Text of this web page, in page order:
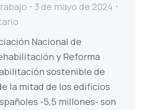
3 de mayo de 2024
Nacional de
y Reforma
sostenible de
la mitad de los edificios
-5,5 millones- son